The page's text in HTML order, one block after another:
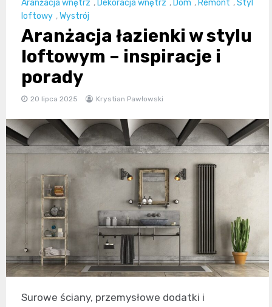
Aranżacja wnętrz , Dekoracja wnętrz , Dom , Remont ,Styl
loftowy ,Wystrój
Aranżacja łazienki w stylu
loftowym – inspiracje i
porady
20 lipca 2025 Krystian Pawłowski
Surowe ściany, przemysłowe dodatki i